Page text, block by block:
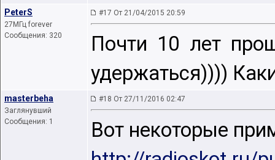
PeterS
27МГц forever
Сообщения: 320
#17 От 21/04/2015 20:59
Почти 10 лет
удержаться))))
masterbeha
Заглянувший
Сообщения: 1
#18 От 27/11/2016 02:47
Вот некоторые